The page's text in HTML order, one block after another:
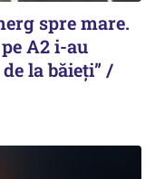
spre mare.
A2 i-au
la băieți” /